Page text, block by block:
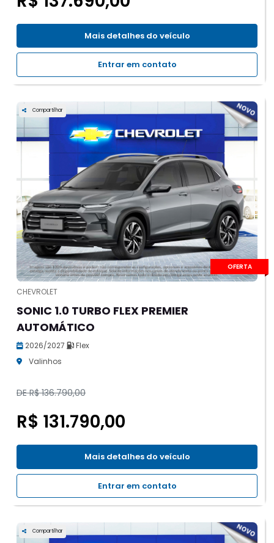
Mais detalhes do veículo
Entrar em contato
OFERTA
Compartilhar
CHEVROLET
SONIC 1.0 TURBO FLEX PREMIER
AUTOMÁTICO
2026/2027
Flex
Valinhos
DE R$ 136.790,00
R$ 131.790,00
Mais detalhes do veículo
Entrar em contato
Compartilhar